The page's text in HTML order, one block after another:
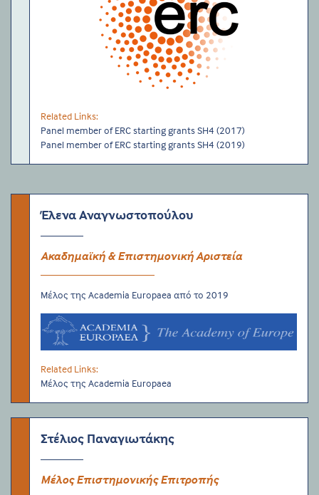
Related Links:
Panel member of ERC starting grants SH4 (2017)
Panel member of ERC starting grants SH4 (2019)
Έλενα Αναγνωστοπούλου
Ακαδημαϊκή & Επιστημονική Αριστεία
Μέλος της Academia Europaea από το 2019
Related Links:
Μέλος της Academia Europaea
Στέλιος Παναγιωτάκης
Μέλος Επιστημονικής Επιτροπής